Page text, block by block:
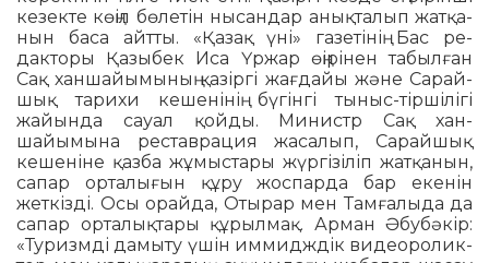
кезекте көңіл бө­летін ны­сандар анықталып жат­қа­
нын баса айтты. «Қазақ үні» газетінің Бас ре­
дакторы Қазыбек Иса Үржар өңі­рінен табылған
Сақ ханшайы­мы­ның қазіргі жағдайы және Сарай­
шық та­рихи кешенінің бүгінгі ты­ныс-тір­шілігі
жайында сауал қой­ды. Ми­нистр Сақ хан­
шайымына рес­таврация жасалып, Сарайшық
кешеніне қазба жұмыс­тары жүр­гізіліп жатқанын,
са­пар орталығын құру жоспарда бар еке­нін
жеткізді. Осы орайда, Отырар мен Тамғалыда да
сапар орталық­тары құ­рылмақ. Арман Әбубәкір:
«Туризмді да­мы­ту үшін иммидждік видеоро­лик­